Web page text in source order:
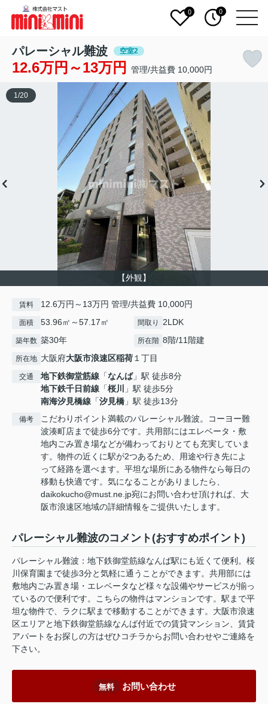
0 0
パレーシャル難波 空室2
12.6万円～13万円 管理/共益費 10,000円
【外観】
1 /20
賃料 12.6万円～13万円 管理/共益費 10,000円
面積 53.96㎡～57.17㎡ 間取り 2LDK
築年数 築30年 所在階 8階/11階建
所在地 大阪府大阪市浪速区稲荷 １丁目
交通 地下鉄御堂筋線 「なんば」駅 徒歩8分
地下鉄千日前線 「桜川
」駅 徒歩5分
南海汐見橋線 「汐見橋 」駅 徒歩13分
備考
こだわりポイント満載のパレーシャル難波。コーヨー難
波湊町店まで徒歩6分です。共用部にはエレベータ・敷
地内ごみ置き場などが備わっておりとても充実していま
す。物件の近くに駅が2つあるため、用途や行き先によ
って経路を選べます。平坦な場所にある物件なら毎日の
移動も快適です。気になることがありましたら、
daikokucho@must.ne.jp宛にお問い合わせ頂ければ、大
阪市浪速区地域の詳細情報をご提供いたします。
パレーシャル難波のコメント(おすすめポイント)
パレーシャル難波：地下鉄御堂筋線なんば駅にも近くて便利。桜
川保育園まで徒歩3分と気軽に通うことができます。共用部には
敷地内ごみ置き場・エレベータなど様々な設備やサービスが揃っ
ているので便利です。こちらの物件はマンションです。駅まで平
坦な物件で、ラクに駅まで移動することができます。大阪市浪速
区エリアと地下鉄御堂筋線なんば付近での賃貸マンション、賃貸
アパートをお探しの方はぜひコチラからお問い合わせやご連絡を
下さい。
無料 お問い合わせ